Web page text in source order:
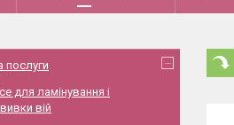
послуги
для ламінування і
вій